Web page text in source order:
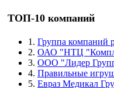
ТОП-10 компаний
1. Группа компаний
2. ОАО "НТЦ
3. ООО "Лидер
4. Правильные
5. Евраз Медикал